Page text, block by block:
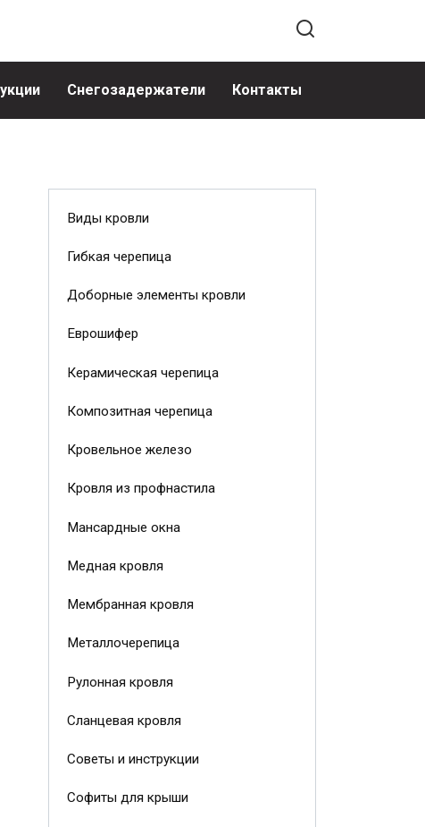
Снегозадержатели Контакты
Виды кровли
Гибкая черепица
Доборные элементы кровли
Еврошифер
Керамическая черепица
Композитная черепица
Кровельное железо
Кровля из профнастила
Мансардные окна
Медная кровля
Мембранная кровля
Металлочерепица
Рулонная кровля
Сланцевая кровля
Советы и инструкции
Софиты для крыши